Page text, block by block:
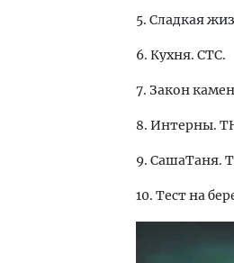
5. Сладкая
6. Кухня. СТС.
7. Закон
8. Интерны.
9. СашаТаня.
10. Тест на